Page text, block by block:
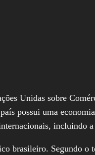
Unidas sobre
possui uma
incluindo
brasileiro. Segundo o